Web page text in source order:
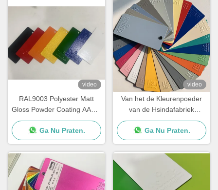
video
RAL9003 Polyester Matt
Gloss Powder Coating AAMA
gecertificeerd voor
architectuur
Ga Nu Praten.
video
Van het de Kleurenpoeder
van de Hsindafabriek
Duurzame Elektrostatische
Diverse Verf van de de
Deklaagnevel in Voorraad
Ga Nu Praten.